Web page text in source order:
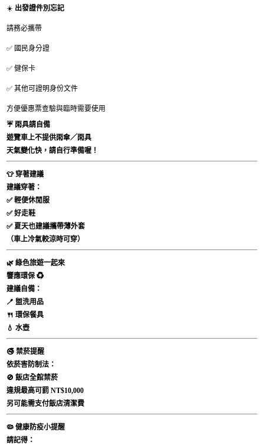
☀️ 出發證件別忘記
請務必攜帶
✅ 國民身分證
✅ 健保卡
✅ 其他可證明身份文件
方便優惠票查驗與臨時需要使用
☔雨具請自備
遊覽車上不提供雨傘／雨具
天氣變化快，請自行準備喔！
👕 穿著建議
建議穿著：
✅ 輕便休閒服
✅ 好走鞋
✅ 夏天也建議攜帶薄外套
（車上冷氣較涼時可穿）
🌿綠色旅遊一起來
響應環保 ♻️
建議自備：
🪥 盥洗用品
🍴 環保餐具
💧 水壺
🚭禁菸提醒
依菸害防制法：
🚫 飯店全館禁菸
違規最高可罰NT$10,000
另可能需支付飯店清潔費
🦠健康防疫小提醒
請記得：